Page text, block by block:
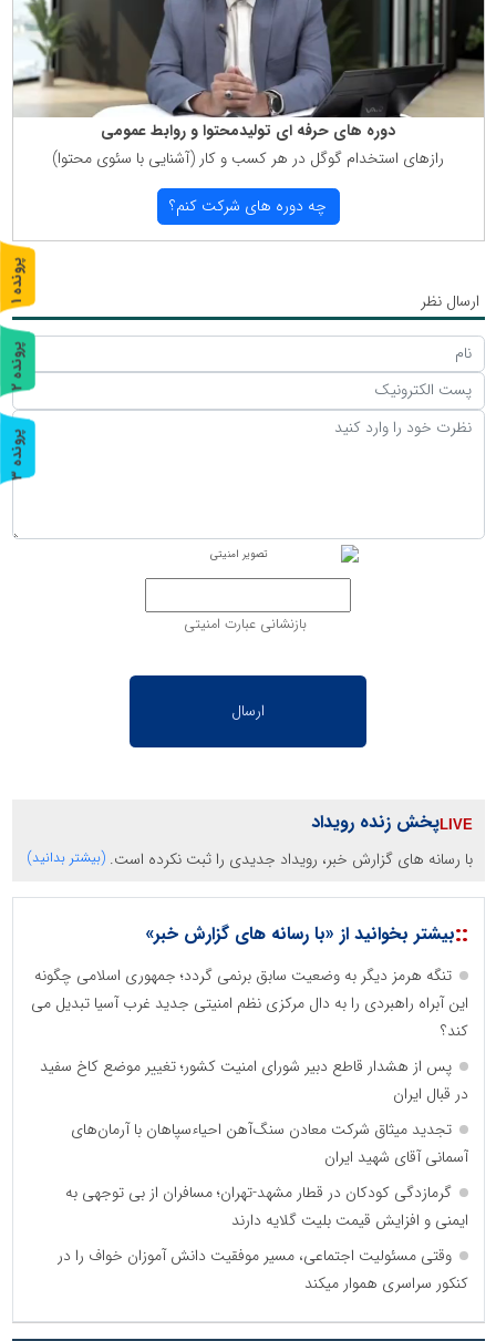
دوره های حرفه ای تولیدمحتوا و روابط عمومی
رازهای استخدام گوگل در هر كسب و كار (آشنایی با سئوی محتوا)
چه دوره های شركت كنم؟
ارسال نظر
بازنشانی عبارت امنیتی
پخش زنده رویداد
با رسانه های گزارش خبر، رویداد جدیدی را ثبت نکرده است. (بیشتر بدانید)
::بیشتر بخوانید از «با رسانه های گزارش خبر»
تنگه هرمز دیگر به وضعیت سابق برنمی گردد؛ جمهوری اسلامی چگونه
این آبراه راهبردی را به دال مرکزی نظم امنیتی جدید غرب آسیا تبدیل می
کند؟
پس از هشدار قاطع دبیر شورای امنیت کشور؛ تغییر موضع کاخ سفید
در قبال ایران
تجدید میثاق شرکت معادن سنگ‌آهن احیاءسپاهان با آرمان‌های
آسمانی آقای شهید ایران
گرمازدگی کودکان در قطار مشهد-تهران؛ مسافران از بی توجهی به
ایمنی و افزایش قیمت بلیت گلایه دارند
وقتی مسئولیت اجتماعی، مسیر موفقیت دانش آموزان خواف را در
کنکور سراسری هموار میکند
پ
ر
و
ن
د
ه
1
پ
ر
و
ن
د
ه
2
پ
ر
و
ن
د
ه
3